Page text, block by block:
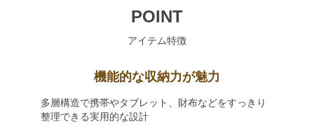
POINT
アイテム特徴
機能的な収納力が魅力
多層構造で携帯やタブレット、財布などをすっきり
整理できる実用的な設計